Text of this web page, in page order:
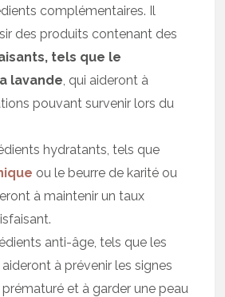
complémentaires. Il
des produits contenant des
tels que le
lavande, qui aideront à
pouvant survenir lors du
hydratants, tels que
ou le beurre de karité ou
à maintenir un taux
anti-âge, tels que les
à prévenir les signes
et à garder une peau